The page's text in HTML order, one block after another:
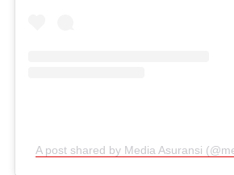
A post shared by Media Asuransi